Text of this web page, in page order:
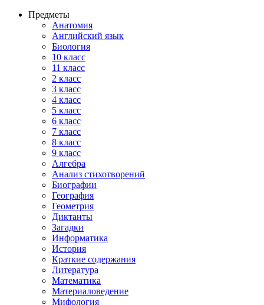
Предметы
Анатомия
Английский язык
Биология
10 класс
11 класс
2 класс
3 класс
4 класс
5 класс
6 класс
7 класс
8 класс
9 класс
Алгебра
Анализ стихотворений
Биографии
География
Геометрия
Диктанты
Загадки
Информатика
История
Краткие содержания
Литература
Математика
Материаловедение
Мифология